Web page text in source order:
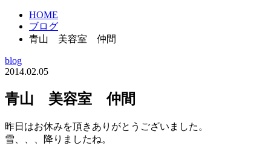
HOME
ブログ
青山 美容室 仲間
blog
2014.02.05
青山 美容室 仲間
昨日はお休みを頂きありがとうございました。
雪、、、降りましたね。